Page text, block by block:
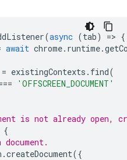
(async (tab) => {
await chrome. runtime.
= existingContexts . find(
'OFFSCREEN_DOCUMENT'
is not already open,
{
.createDocument({